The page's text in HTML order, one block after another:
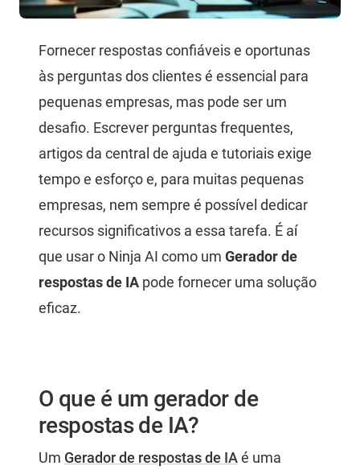
Fornecer respostas confiáveis e oportunas
às perguntas dos clientes é essencial para
pequenas empresas, mas pode ser um
desafio. Escrever perguntas frequentes,
artigos da central de ajuda e tutoriais exige
tempo e esforço e, para muitas pequenas
empresas, nem sempre é possível dedicar
recursos significativos a essa tarefa. É aí
que usar o Ninja AI como um Gerador de
respostas de IA pode fornecer uma solução
eficaz.
O que é um gerador de
respostas de IA?
Um Gerador de respostas de IAé uma